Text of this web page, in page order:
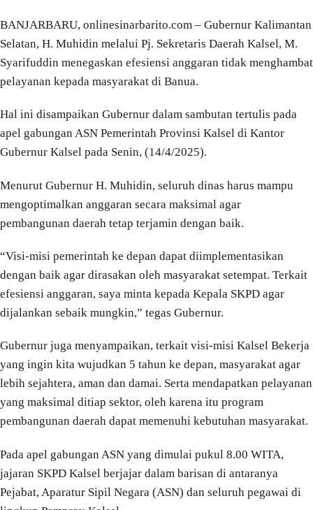
BANJARBARU, onlinesinarbarito.com – Gubernur Kalimantan
Selatan, H. Muhidin melalui Pj. Sekretaris Daerah Kalsel, M.
Syarifuddin menegaskan efesiensi anggaran tidak menghambat
pelayanan kepada masyarakat di Banua.
Hal ini disampaikan Gubernur dalam sambutan tertulis pada
apel gabungan ASN Pemerintah Provinsi Kalsel di Kantor
Gubernur Kalsel pada Senin, (14/4/2025).
Menurut Gubernur H. Muhidin, seluruh dinas harus mampu
mengoptimalkan anggaran secara maksimal agar
pembangunan daerah tetap terjamin dengan baik.
“Visi-misi pemerintah ke depan dapat diimplementasikan
dengan baik agar dirasakan oleh masyarakat setempat. Terkait
efesiensi anggaran, saya minta kepada Kepala SKPD agar
dijalankan sebaik mungkin,” tegas Gubernur.
Gubernur juga menyampaikan, terkait visi-misi Kalsel Bekerja
yang ingin kita wujudkan 5 tahun ke depan, masyarakat agar
lebih sejahtera, aman dan damai. Serta mendapatkan pelayanan
yang maksimal ditiap sektor, oleh karena itu program
pembangunan daerah dapat memenuhi kebutuhan masyarakat.
Pada apel gabungan ASN yang dimulai pukul 8.00 WITA,
jajaran SKPD Kalsel berjajar dalam barisan di antaranya
Pejabat, Aparatur Sipil Negara (ASN) dan seluruh pegawai di